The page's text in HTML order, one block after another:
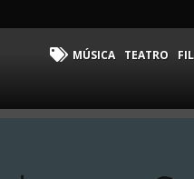
MÚSICA TEATRO